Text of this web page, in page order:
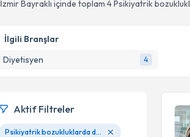
İzmirBayraklı içinde toplam 4Psikiyatrik
İlgili Branşlar
Diyetisyen
4
Aktif Filtreler
Psikiyatrik bozukluklarda diyet tedavisi